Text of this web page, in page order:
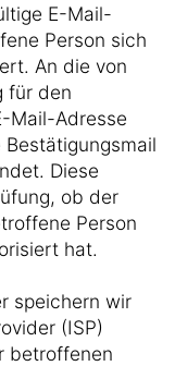
E-Mail-
Person sich
An die von
für den
Mail-Adresse
Diese
ob der
Person
hat.
speichern wir
(ISP)
betroffenen